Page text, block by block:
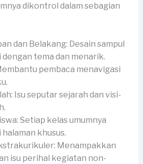
dikontrol dalam sebagian
dan Belakang: Desain sampul
dengan tema dan menarik.
pembaca menavigasi
Isu seputar sejarah dan visi-
Setiap kelas umumnya
khusus.
Menampakkan
isu perihal kegiatan non-